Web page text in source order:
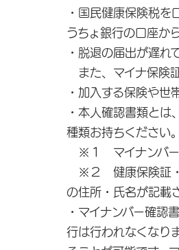
・国民健康保険税
うちょ銀行の口座か
・脱退の届出が遅れ
また、マイナ保険
・加入する保険や世
・本人確認書類と
種類お持ちください。
※１ マイナンバー
※２ 健康保険証・
の住所・氏名が記載
・マイナンバー確認
行は行われなくなり